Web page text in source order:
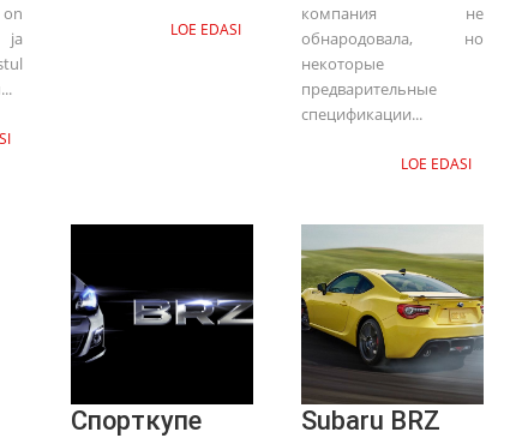
ja
LOE EDASI
компания не
обнародовала, но
некоторые
предварительные
спецификации...
LOE EDASI
Спорткупе
Subaru BRZ